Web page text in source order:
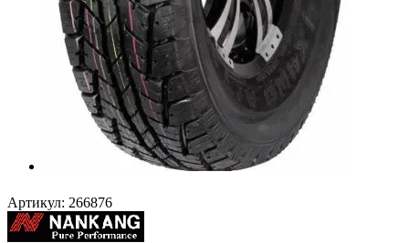
Артикул: 266876